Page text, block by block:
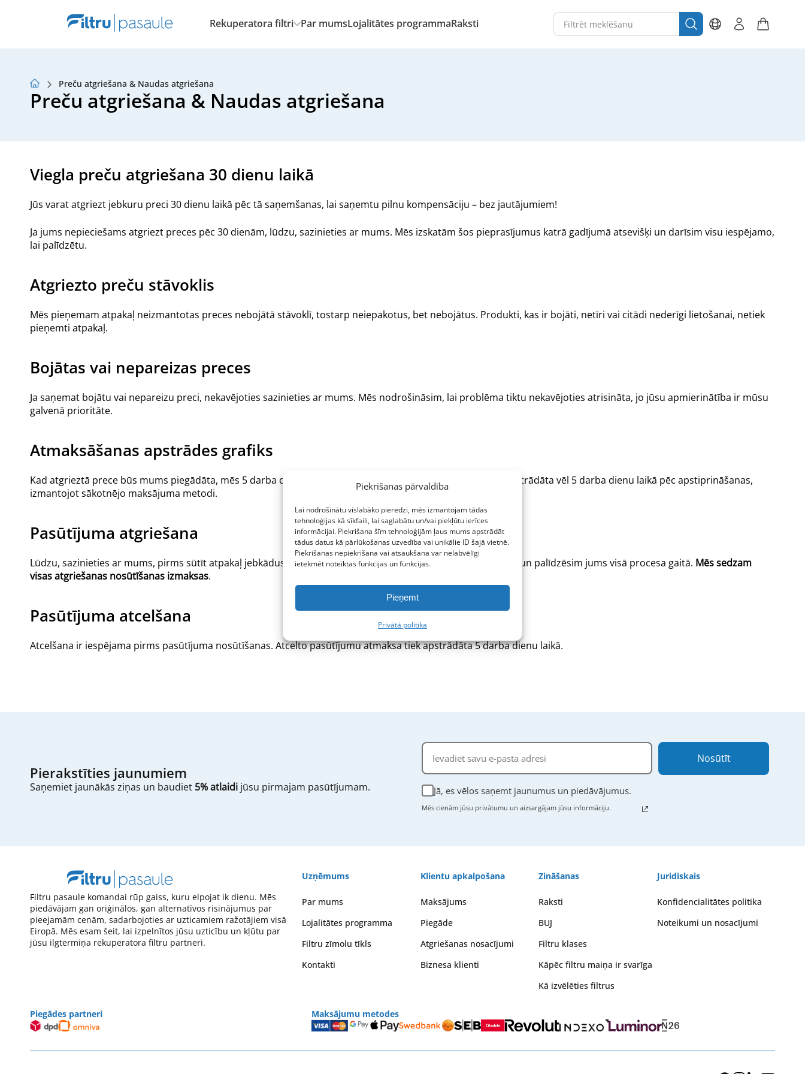
Piekrišanas pārvaldība
Lai nodrošinātu vislabāko pieredzi, mēs izmantojam tādas
tehnoloģijas kā sīkfaili, lai saglabātu un/vai piekļūtu ierīces
informācijai. Piekrišana šīm tehnoloģijām ļaus mums apstrādāt
tādus datus kā pārlūkošanas uzvedība vai unikālie ID šajā vietnē.
Piekrišanas nepiekrišana vai atsaukšana var nelabvēlīgi
ietekmēt noteiktas funkcijas un funkcijas.
Pieņemt
Privātā politika
Rekuperatora filtri Par mumsLojalitātes programmaRaksti
Par mums
Lojalitātes programma
Preču atgriešana & Naudas atgriešana
Preču atgriešana & Naudas atgriešana
Viegla preču atgriešana 30 dienu laikā
Jūs varat atgriezt jebkuru preci 30 dienu laikā pēc tā saņemšanas, lai saņemtu pilnu kompensāciju – bez jautājumiem!
Ja jums nepieciešams atgriezt preces pēc 30 dienām, lūdzu, sazinieties ar mums. Mēs izskatām šos pieprasījumus katrā gadījumā atsevišķi un darīsim visu iespējamo,
lai palīdzētu.
Atgriezto preču stāvoklis
Mēs pieņemam atpakaļ neizmantotas preces nebojātā stāvoklī, tostarp neiepakotus, bet nebojātus. Produkti, kas ir bojāti, netīri vai citādi nederīgi lietošanai, netiek
pieņemti atpakaļ.
Bojātas vai nepareizas preces
Ja saņemat bojātu vai nepareizu preci, nekavējoties sazinieties ar mums. Mēs nodrošināsim, lai problēma tiktu nekavējoties atrisināta, jo jūsu apmierinātība ir mūsu
galvenā prioritāte.
Atmaksāšanas apstrādes grafiks
Kad atgrieztā prece būs mums piegādāta, mēs 5 darba dienu laikā pārbaudīsim tās stāvokli. Atmaksa tiks apstrādāta vēl 5 darba dienu laikā pēc apstiprināšanas,
izmantojot sākotnējo maksājuma metodi.
Pasūtījuma atgriešana
Lūdzu, sazinieties ar mums, pirms sūtīt atpakaļ jebkādus preces. Mēs sniegsim jums atgriešanas informāciju un palīdzēsim jums visā procesa gaitā. Mēs sedzam
visas atgriešanas nosūtīšanas izmaksas.
Pasūtījuma atcelšana
Atcelšana ir iespējama pirms pasūtījuma nosūtīšanas. Atcelto pasūtījumu atmaksa tiek apstrādāta 5 darba dienu laikā.
Pierakstīties jaunumiem
Saņemiet jaunākās ziņas un baudiet 5% atlaidi jūsu pirmajam pasūtījumam. Jā, es vēlos saņemt jaunumus un piedāvājumus.
Mēs cienām jūsu privātumu un aizsargājam jūsu informāciju.
Nosūtīt
Filtru pasaule komandai rūp gaiss, kuru elpojat ik dienu. Mēs
piedāvājam gan oriģinālos, gan alternatīvos risinājumus par
pieejamām cenām, sadarbojoties ar uzticamiem ražotājiem visā
Eiropā. Mēs esam šeit, lai izpelnītos jūsu uzticību un kļūtu par
jūsu ilgtermiņa rekuperatora filtru partneri.
Uzņēmums
Par mums
Lojalitātes programma
Filtru zīmolu tīkls
Kontakti
Klientu apkalpošana
Maksājums
Piegāde
Atgriešanas nosacījumi
Biznesa klienti
Zināšanas
Raksti
BUJ
Filtru klases
Kāpēc filtru maiņa ir svarīga
Kā izvēlēties filtrus
Juridiskais
Konfidencialitātes politika
Noteikumi un nosacījumi
Piegādes partneri Maksājumu metodes